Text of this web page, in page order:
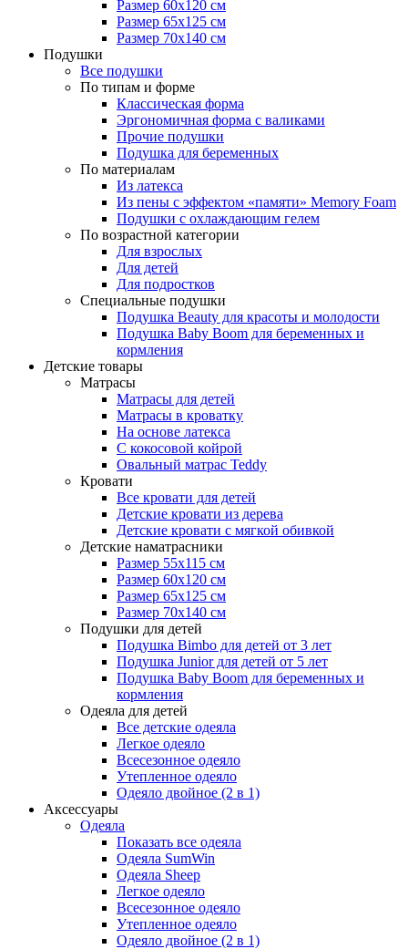
Размер 60x120 см
Размер 65x125 см
Размер 70x140 см
Подушки
Все подушки
По типам и форме
Классическая форма
Эргономичная форма с валиками
Прочие подушки
Подушка для беременных
По материалам
Из латекса
Из пены с эффектом «памяти» Memory Foam
Подушки с охлаждающим гелем
По возрастной категории
Для взрослых
Для детей
Для подростков
Специальные подушки
Подушка Beauty для красоты и молодости
Подушка Baby Boom для беременных и
кормления
Детские товары
Матрасы
Матрасы для детей
Матрасы в кроватку
На основе латекса
С кокосовой койрой
Овальный матрас Teddy
Кровати
Все кровати для детей
Детские кровати из дерева
Детские кровати с мягкой обивкой
Детские наматрасники
Размер 55x115 см
Размер 60x120 см
Размер 65x125 см
Размер 70x140 см
Подушки для детей
Подушка Bimbo для детей от 3 лет
Подушка Junior для детей от 5 лет
Подушка Baby Boom для беременных и
кормления
Одеяла для детей
Все детские одеяла
Легкое одеяло
Всесезонное одеяло
Утепленное одеяло
Одеяло двойное (2 в 1)
Аксессуары
Одеяла
Показать все одеяла
Одеяла SumWin
Одеяла Sheep
Легкое одеяло
Всесезонное одеяло
Утепленное одеяло
Одеяло двойное (2 в 1)